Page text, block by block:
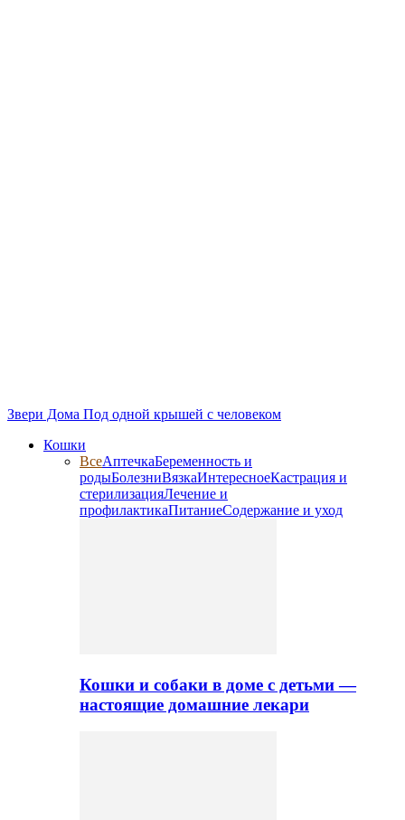
Звери Дома Под одной крышей с человеком
Кошки
ВсеАптечкаБеременность и
родыБолезниВязкаИнтересноеКастрация и
стерилизацияЛечение и
профилактикаПитаниеСодержание и уход
Кошки и собаки в доме с детьми —
настоящие домашние лекари